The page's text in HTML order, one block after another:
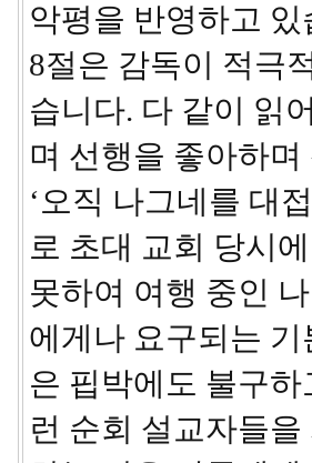
악평을 반영하고 있
8절은 감독이 적극
습니다. 다 같이 읽
며 선행을 좋아하
‘오직 나그네를 대
로 초대 교회 당시
못하여 여행 중인
에게나 요구되는
은 핍박에도 불구
런 순회 설교자들